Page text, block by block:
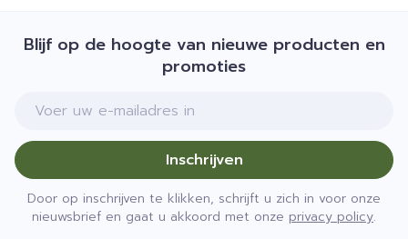
Blijf op de hoogte van nieuwe producten en
promoties
E-mail adres
Inschrijven
Door op inschrijven te klikken, schrijft u zich in voor onze
nieuwsbrief en gaat u akkoord met onze privacy policy.